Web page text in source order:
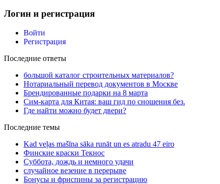
Логин и регистрация
Войти
Регистрация
Последние ответы
большой каталог строительных материалов?
Нотариальный перевод документов в Москве
Брендированные подарки на 8 марта
Сим-карта для Китая: ваш гид по сношения без.
Где найти можно будет двери?
Последние темы
Kad veļas mašīna sāka runāt un es atradu 47 eiro
Финские краски Текнос
Суббота, дождь и немного удачи
случайное везение в перерыве
Бонусы и фриспины за регистрацию